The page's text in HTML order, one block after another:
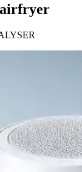
airfryer